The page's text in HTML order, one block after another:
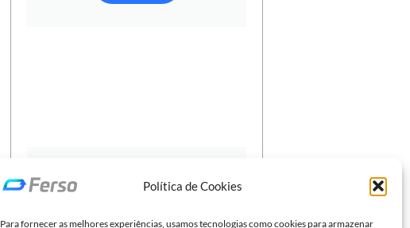
Política de Cookies
Para fornecer as melhores experiências, usamos tecnologias como cookies para armazenar
De ideal a obrigatório, os relatórios
de Sustentabilidade se consolidam